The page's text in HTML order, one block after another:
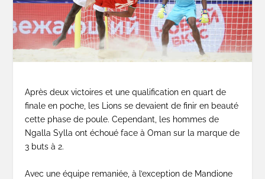
Après deux victoires et une qualification en quart de
finale en poche, les Lions se devaient de finir en beauté
cette phase de poule. Cependant, les hommes de
Ngalla Sylla ont échoué face à Oman sur la marque de
3 buts à 2.
Avec une équipe remaniée, à l’exception de Mandione